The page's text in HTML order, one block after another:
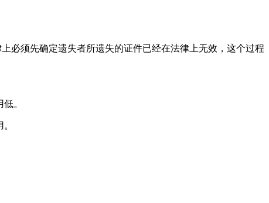
必须先确定遗失者所遗失的证件已经在法律上无效，这个过程
。